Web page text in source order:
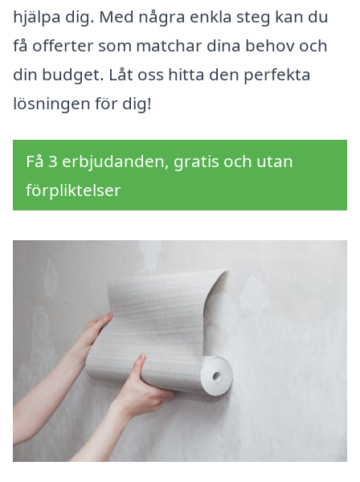
hjälpa dig. Med några enkla steg kan du
få offerter som matchar dina behov och
din budget. Låt oss hitta den perfekta
lösningen för dig!
Få 3 erbjudanden, gratis och utan
förpliktelser